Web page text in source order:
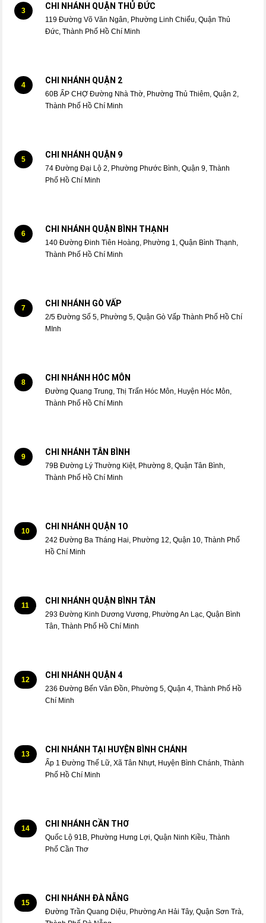
3 CHI NHÁNH QUẬN THỦ ĐỨC
119 Đường Võ Văn Ngân, Phường Linh Chiểu, Quận Thủ
Đức, Thành Phố Hồ Chí Minh
4 CHI NHÁNH QUẬN 2
60B ẤP CHỢ Đường Nhà Thờ, Phường Thủ Thiêm, Quận 2,
Thành Phố Hồ Chí Minh
5 CHI NHÁNH QUẬN 9
74 Đường Đại Lộ 2, Phường Phước Bình, Quận 9, Thành
Phố Hồ Chí Minh
6 CHI NHÁNH QUẬN BÌNH THẠNH
140 Đường Đinh Tiên Hoàng, Phường 1, Quận Bình Thạnh,
Thành Phố Hồ Chí Minh
7 CHI NHÁNH GÒ VẤP
2/5 Đường Số 5, Phường 5, Quận Gò Vấp Thành Phố Hồ Chí
MInh
8 CHI NHÁNH HÓC MÔN
Đường Quang Trung, Thị Trấn Hóc Môn, Huyện Hóc Môn,
Thành Phố Hồ Chí Minh
9 CHI NHÁNH TÂN BÌNH
79B Đường Lý Thường Kiệt, Phường 8, Quận Tân Bình,
Thành Phố Hồ Chí Minh
10 CHI NHÁNH QUẬN 1O
242 Đường Ba Tháng Hai, Phường 12, Quận 10, Thành Phố
Hồ Chí Minh
11 CHI NHÁNH QUẬN BÌNH TÂN
293 Đường Kinh Dương Vương, Phường An Lạc, Quận Bình
Tân, Thành Phố Hồ Chí Minh
12 CHI NHÁNH QUẬN 4
236 Đường Bến Vân Đồn, Phường 5, Quận 4, Thành Phố Hồ
Chí Minh
13 CHI NHÁNH TẠI HUYỆN BÌNH CHÁNH
Ấp 1 Đường Thế Lữ, Xã Tân Nhựt, Huyện Bình Chánh, Thành
Phố Hồ Chí Minh
14 CHI NHÁNH CẦN THƠ
Quốc Lộ 91B, Phường Hưng Lợi, Quận Ninh Kiều, Thành
Phố Cần Thơ
15 CHI NHÁNH ĐÀ NẴNG
Đường Trần Quang Diệu, Phường An Hải Tây, Quận Sơn Trà,